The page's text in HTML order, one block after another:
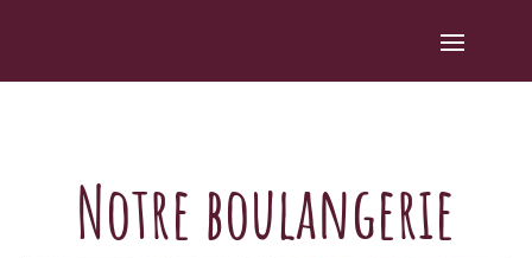
Notre boulangerie